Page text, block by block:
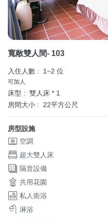
寬敞雙人間- 103
入住人數 : 1~2 位
可加人
床型 : 雙人床 * 1
房間大小 :
22平方公尺
房型設施
空調
超大雙人床
隔音設備
共用花園
私人衛浴
淋浴